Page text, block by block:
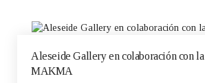
Aleseide Gallery en colaboración con
MAKMA